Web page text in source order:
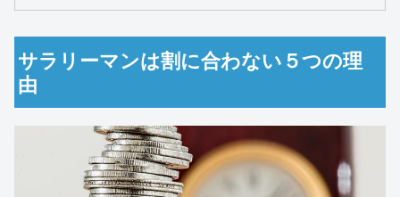
サラリーマンは割に合わない５つの理
由